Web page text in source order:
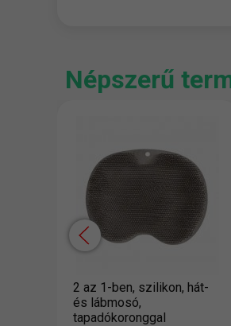
Népszerű
2 az 1-ben, szilikon, hát-
és lábmosó,
tapadókoronggal